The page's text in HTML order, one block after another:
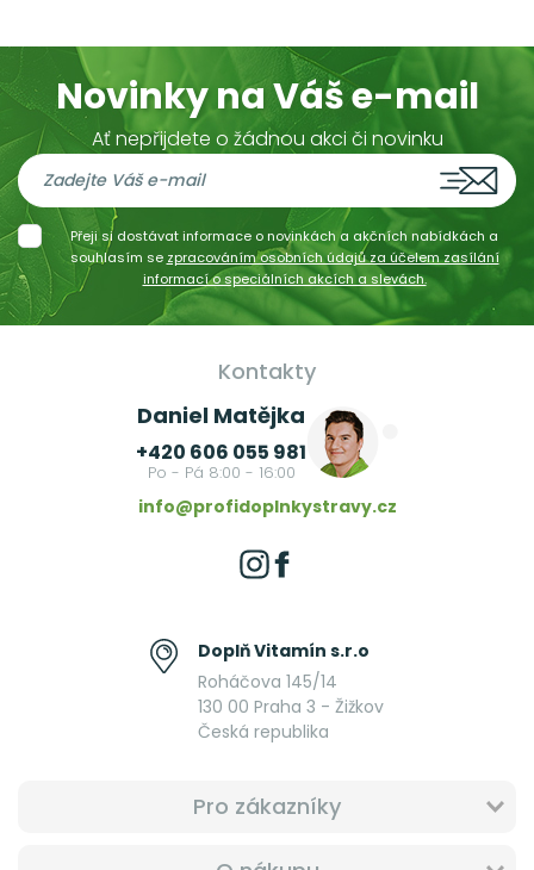
Novinky na Váš e-mail
Ať nepřijdete o žádnou akci či novinku
Přeji si dostávat informace o novinkách a akčních nabídkách a
souhlasím se zpracováním osobních údajů za účelem zasílání
informací o speciálních akcích a slevách.
Kontakty
Daniel Matějka
+420 606 055 981
Po - Pá 8:00 - 16:00
info@profidoplnkystravy.cz
Doplň Vitamín s.r.o
Roháčova 145/14
130 00 Praha 3 - Žižkov
Česká republika
Pro zákazníky